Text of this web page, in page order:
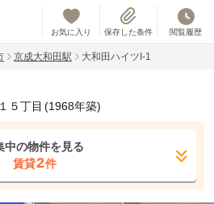
お気に入り 保存した条件 閲覧履歴
京成大和田駅 大和田ハイツI-1
５丁目 (1968年築)
中の物件を見る
賃貸2件